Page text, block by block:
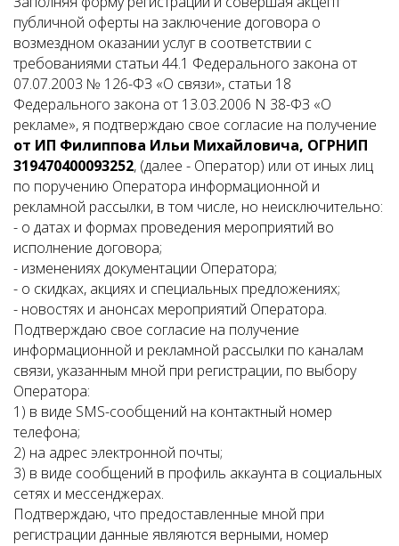
публичной оферты на заключение договора о
возмездном оказании услуг в соответствии с
требованиями статьи 44.1 Федерального закона от
07.07.2003 № 126-ФЗ «О связи», статьи 18
Федерального закона от 13.03.2006 N 38-ФЗ «О
рекламе», я подтверждаю свое согласие на получение
от ИП Филиппова Ильи Михайловича, ОГРНИП
319470400093252, (далее - Оператор) или от иных лиц
по поручению Оператора информационной и
рекламной рассылки, в том числе, но неисключительно:
- о датах и формах проведения мероприятий во
исполнение договора;
- изменениях документации Оператора;
- о скидках, акциях и специальных предложениях;
- новостях и анонсах мероприятий Оператора.
Подтверждаю свое согласие на получение
информационной и рекламной рассылки по каналам
связи, указанным мной при регистрации, по выбору
Оператора:
1) в виде SMS-сообщений на контактный номер
телефона;
2) на адрес электронной почты;
3) в виде сообщений в профиль аккаунта в социальных
сетях и мессенджерах.
Подтверждаю, что предоставленные мной при
регистрации данные являются верными, номер